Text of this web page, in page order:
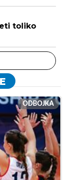
toliko
ODBOJKA